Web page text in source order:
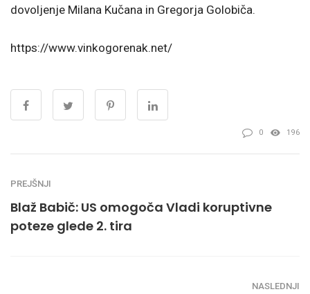
dovoljenje Milana Kučana in Gregorja Golobiča.
https://www.vinkogorenak.net/
0 196
PREJŠNJI
Blaž Babič: US omogoča Vladi koruptivne
poteze glede 2. tira
NASLEDNJI